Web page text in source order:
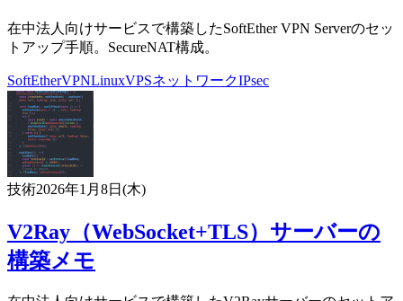
在中法人向けサービスで構築したSoftEther VPN Serverのセッ
トアップ手順。SecureNAT構成。
SoftEtherVPNLinuxVPSネットワークIPsec
技術2026年1月8日(木)
V2Ray（WebSocket+TLS）サーバーの
構築メモ